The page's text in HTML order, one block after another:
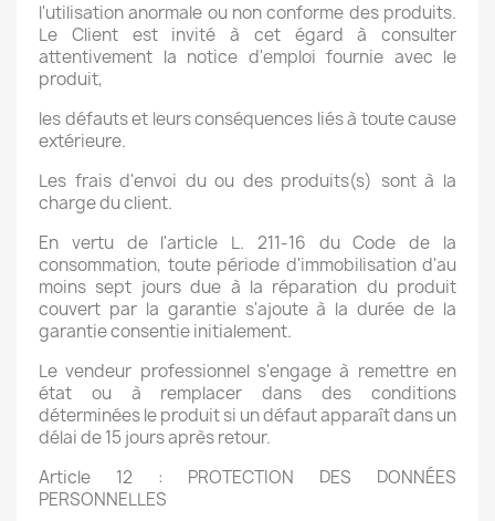
l'utilisation anormale ou non conforme des produits.
Le Client est invité à cet égard à consulter
attentivement la notice d'emploi fournie avec le
produit,
les défauts et leurs conséquences liés à toute cause
extérieure.
Les frais d'envoi du ou des produits(s) sont à la
charge du client.
En vertu de l'article L. 211-16 du Code de la
consommation, toute période d'immobilisation d'au
moins sept jours due à la réparation du produit
couvert par la garantie s'ajoute à la durée de la
garantie consentie initialement.
Le vendeur professionnel s'engage à remettre en
état ou à remplacer dans des conditions
déterminées le produit si un défaut apparaît dans un
délai de 15 jours après retour.
Article 12 : PROTECTION DES DONNÉES
PERSONNELLES